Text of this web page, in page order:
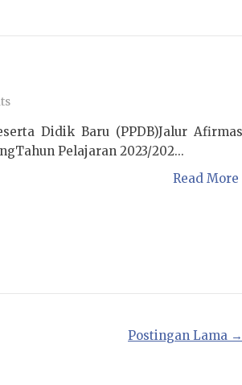
Didik Baru (PPDB)Jalur
Pelajaran 2023/202...
Read More
Postingan Lama →